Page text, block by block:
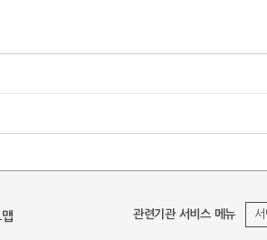
관련기관 서비스 메뉴